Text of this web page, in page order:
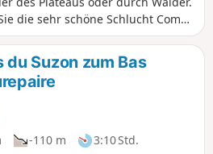
die sehr schöne Schlucht Combe
Bach ist oft ausgetrocknet,
Wetter können Sie einige
Gipfel genießen.
du Suzon zum Bas
-110 m
3:10 Std.